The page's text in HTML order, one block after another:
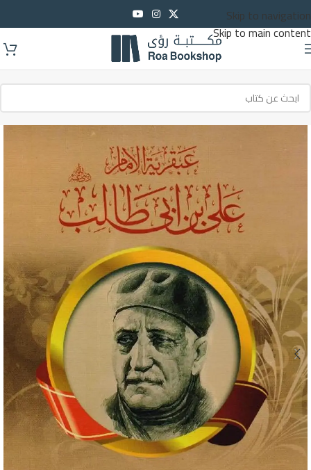
Skip to navigation
Skip to main content